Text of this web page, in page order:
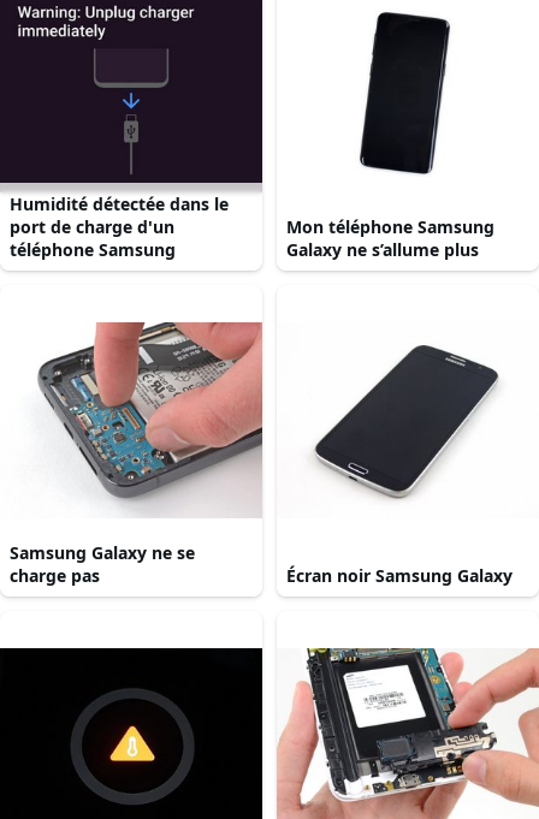
Humidité détectée dans le
port de charge d'un
téléphone Samsung
Mon téléphone Samsung
Galaxy ne s’allume plus
Samsung Galaxy ne se
charge pas
Écran noir Samsung Galaxy